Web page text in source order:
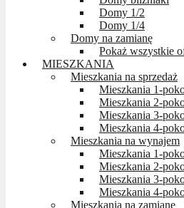
Domy 1/2
Domy 1/4
Domy na zamianę
Pokaż wszystkie
MIESZKANIA
Mieszkania na sprzedaż
Mieszkania 1-
Mieszkania 2-
Mieszkania 3-
Mieszkania 4-
Mieszkania na wynajem
Mieszkania 1-
Mieszkania 2-
Mieszkania 3-
Mieszkania 4-
Mieszkania na zamianę